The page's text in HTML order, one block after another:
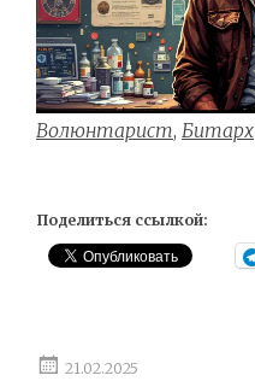
Волюнтарист, Битарх
Поделиться ссылкой:
21.02.2025